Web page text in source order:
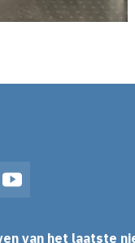
YouTube
van het laatste